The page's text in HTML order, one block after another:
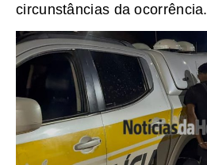
circunstâncias da ocorrência.